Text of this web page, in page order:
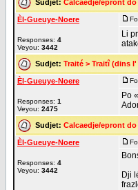
Sudjet: Calcaedje/epront
Èl-Gueuye-Noere
Responses: 4
Veyou: 3442
Li
Sudjet: Traité > Traitî (dins
Èl-Gueuye-Noere
Responses: 1
Veyou: 2475
Po
Sudjet: Calcaedje/epront
Èl-Gueuye-Noere
Responses: 4
Veyou: 3442
Dji